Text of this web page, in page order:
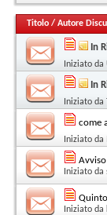
Titolo / Autore
In
Iniziato da
In
Iniziato da
come
Iniziato da
Iniziato da
Iniziato da